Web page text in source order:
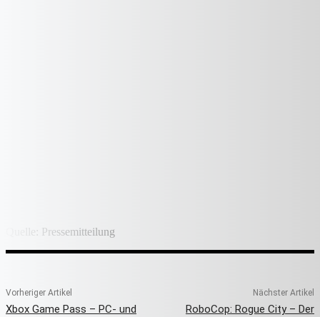
Quelle: Pressemitteilung
Vorheriger Artikel
Xbox Game Pass – PC- und
Nächster Artikel
RoboCop: Rogue City – Der